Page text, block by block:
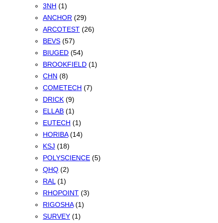
3NH (1)
ANCHOR (29)
ARCOTEST (26)
BEVS (57)
BIUGED (54)
BROOKFIELD (1)
CHN (8)
COMETECH (7)
DRICK (9)
ELLAB (1)
EUTECH (1)
HORIBA (14)
KSJ (18)
POLYSCIENCE (5)
QHQ (2)
RAL (1)
RHOPOINT (3)
RIGOSHA (1)
SURVEY (1)